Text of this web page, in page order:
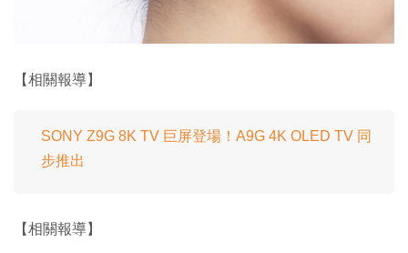
【相關報導】
SONY Z9G 8K TV 巨屏登場！A9G 4K OLED TV 同
步推出
【相關報導】